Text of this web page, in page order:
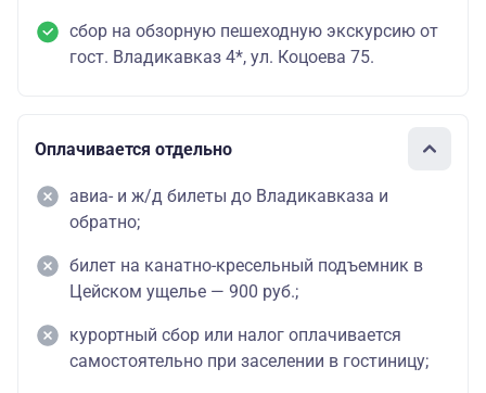
сбор на обзорную пешеходную экскурсию от
гост. Владикавказ 4*, ул. Коцоева 75.
Оплачивается отдельно
авиа- и ж/д билеты до Владикавказа и
обратно;
билет на канатно-кресельный подъемник в
Цейском ущелье — 900 руб.;
курортный сбор или налог оплачивается
самостоятельно при заселении в гостиницу;